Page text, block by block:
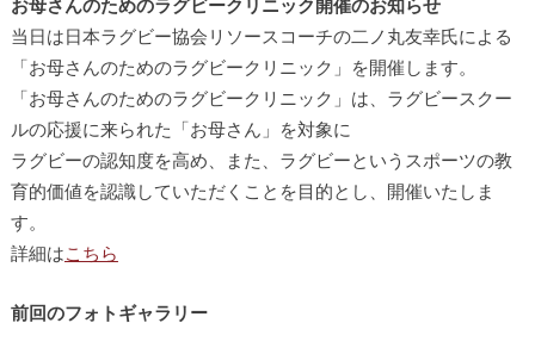
お母さんのためのラグビークリニック開催のお知らせ
当日は日本ラグビー協会リソースコーチの二ノ丸友幸氏による
「お母さんのためのラグビークリニック」を開催します。
「お母さんのためのラグビークリニック」は、ラグビースクー
ルの応援に来られた「お母さん」を対象に
ラグビーの認知度を高め、また、ラグビーというスポーツの教
育的価値を認識していただくことを目的とし、開催いたしま
す。
詳細はこちら
前回のフォトギャラリー